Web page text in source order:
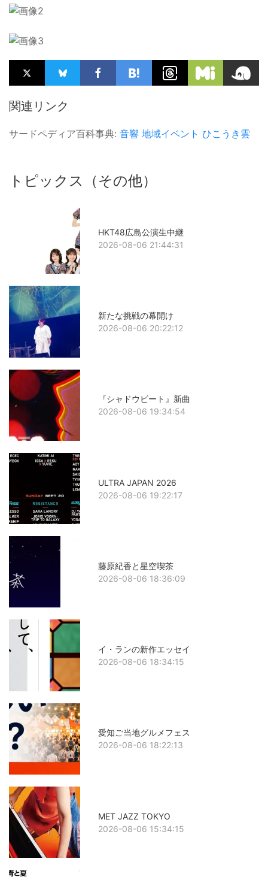
関連リンク
サードペディア百科事典: 音響 地域イベント ひこうき雲
トピックス（その他）
HKT48広島公演生中継
2026-08-06 21:44:31
新たな挑戦の幕開け
2026-08-06 20:22:12
『シャドウビート』新曲
2026-08-06 19:34:54
ULTRA JAPAN 2026
2026-08-06 19:22:17
藤原紀香と星空喫茶
2026-08-06 18:36:09
イ・ランの新作エッセイ
2026-08-06 18:34:15
愛知ご当地グルメフェス
2026-08-06 18:22:13
MET JAZZ TOKYO
2026-08-06 15:34:15